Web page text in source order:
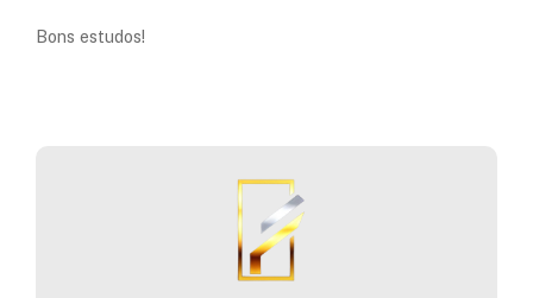
​Bons estudos!